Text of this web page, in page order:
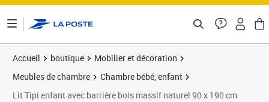
Accueil boutique
Mobilier et décoration
Meubles de chambre
Chambre bébé, enfant
Lit Tipi enfant avec barrière bois massif naturel 90 x 190 cm